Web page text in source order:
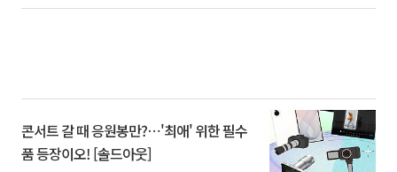
콘서트 갈 때 응원봉만?⋯'최애' 위한 필수
품 등장이오! [솔드아웃]